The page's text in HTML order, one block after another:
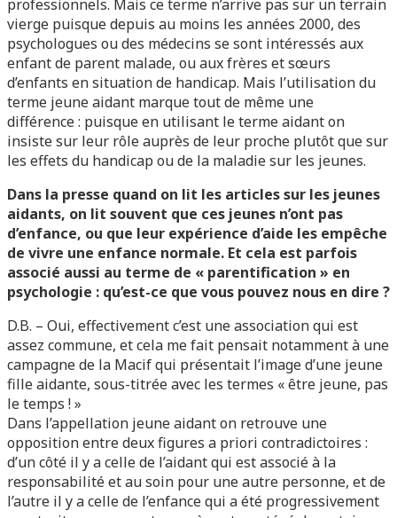
professionnels. Mais ce terme n’arrive pas sur un terrain
vierge puisque depuis au moins les années 2000, des
psychologues ou des médecins se sont intéressés aux
enfant de parent malade, ou aux frères et sœurs
d’enfants en situation de handicap. Mais l’utilisation du
terme jeune aidant marque tout de même une
différence : puisque en utilisant le terme aidant on
insiste sur leur rôle auprès de leur proche plutôt que sur
les effets du handicap ou de la maladie sur les jeunes.
Dans la presse quand on lit les articles sur les jeunes
aidants, on lit souvent que ces jeunes n’ont pas
d’enfance, ou que leur expérience d’aide les empêche
de vivre une enfance normale. Et cela est parfois
associé aussi au terme de « parentification » en
psychologie : qu’est-ce que vous pouvez nous en dire ?
D.B. – Oui, effectivement c’est une association qui est
assez commune, et cela me fait pensait notamment à une
campagne de la Macif qui présentait l’image d’une jeune
fille aidante, sous-titrée avec les termes « être jeune, pas
le temps ! »
Dans l’appellation jeune aidant on retrouve une
opposition entre deux figures a priori contradictoires :
d’un côté il y a celle de l’aidant qui est associé à la
responsabilité et au soin pour une autre personne, et de
l’autre il y a celle de l’enfance qui a été progressivement